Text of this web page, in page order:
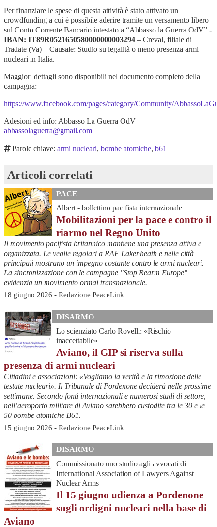
Per finanziare le spese di questa attività è stato attivato un
crowdfunding a cui è possibile aderire tramite un versamento libero
sul Conto Corrente Bancario intestato a “Abbasso la Guerra OdV” -
IBAN: IT89R0521650580000000003294 – Creval, filiale di
Tradate (Va) – Causale: Studio su legalità o meno presenza armi
nucleari in Italia.
Maggiori dettagli sono disponibili nel documento completo della
campagna:
https://www.facebook.com/pages/category/Community/
Adesioni ed info: Abbasso La Guerra OdV
abbassolaguerra@gmail.com
Parole chiave:armi nucleari,bombe atomiche,b61
Articoli correlati
PACE
Albert - bollettino pacifista internazionale
Mobilitazioni per la pace e contro il
riarmo nel Regno Unito
Il movimento pacifista britannico mantiene una presenza attiva e
organizzata. Le veglie regolari a RAF Lakenheath e nelle città
principali mostrano un impegno costante contro le armi nucleari.
La sincronizzazione con le campagne "Stop Rearm Europe"
evidenzia un movimento ormai transnazionale.
18 giugno 2026 - Redazione PeaceLink
DISARMO
Lo scienziato Carlo Rovelli: «Rischio
inaccettabile»
Aviano, il GIP si riserva sulla
presenza di armi nucleari
Cittadini e associazioni: «Vogliamo la verità e la rimozione delle
testate nucleari». Il Tribunale di Pordenone deciderà nelle prossime
settimane. Secondo fonti internazionali e numerosi studi di settore,
nell’aeroporto militare di Aviano sarebbero custodite tra le 30 e le
50 bombe atomiche B61.
15 giugno 2026 - Redazione PeaceLink
DISARMO
Commissionato uno studio agli avvocati di
International Association of Lawyers Against
Nuclear Arms
Il 15 giugno udienza a Pordenone
sugli ordigni nucleari nella base di
Aviano